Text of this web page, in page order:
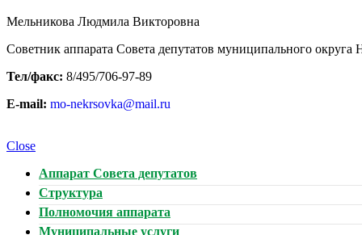
Мельникова Людмила Викторовна
Советник аппарата Совета депутатов муниципального округа
Тел/факс: 8/495/706-97-89
E-mail: mo-nekrsovka@mail.ru
Close
Аппарат Совета депутатов
Структура
Полномочия аппарата
Муниципальные услуги